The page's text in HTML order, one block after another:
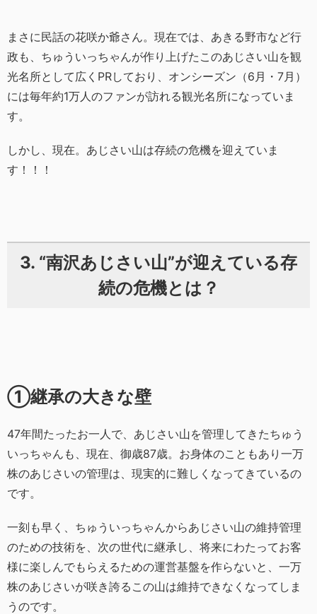
まさに民話の花咲か爺さん。現在では、あきる野市など行
政も、ちゅういっちゃんが作り上げたこのあじさい山を観
光名所として広くPRしており、オンシーズン（6月・7月）
には毎年約1万人のファンが訪れる観光名所になっていま
す。
しかし、現在。あじさい山は存続の危機を迎えていま
す！！！
3. “南沢あじさい山”が迎えている存
続の危機とは？
①継承の大きな壁
47年間たったお一人で、あじさい山を管理してきたちゅう
いっちゃんも、現在、御歳87歳。お身体のこともあり一万
株のあじさいの管理は、現実的に難しくなってきているの
です。
一刻も早く、ちゅういっちゃんからあじさい山の維持管理
のための技術を、次の世代に継承し、将来にわたってお客
様に楽しんでもらえるための運営基盤を作らないと、一万
株のあじさいが咲き誇るこの山は維持できなくなってしま
うのです。